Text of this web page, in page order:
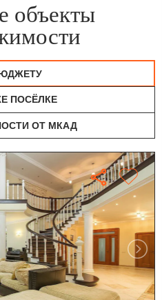
объекты
ПОСЁЛКЕ
ОТ МКАД